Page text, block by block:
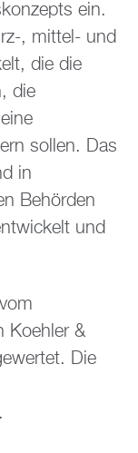
ein.
, mittel- und
die die
die
sollen. Das
in
Behörden
und
Koehler &
Die